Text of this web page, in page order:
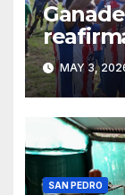
con
MAY 3,
SAN PEDRO